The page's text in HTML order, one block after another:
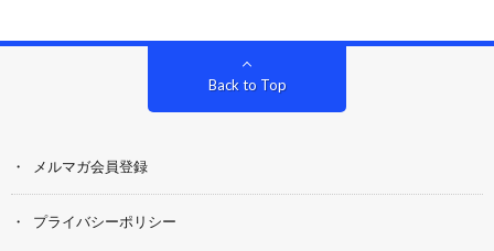
Back to Top
メルマガ会員登録
プライバシーポリシー